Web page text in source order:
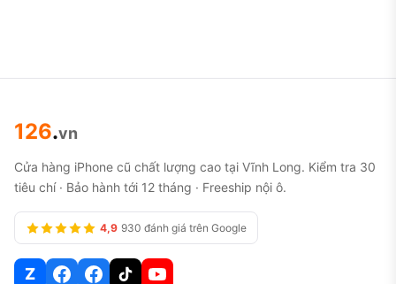
126.vn
Cửa hàng iPhone cũ chất lượng cao tại Vĩnh Long. Kiểm tra 30
tiêu chí · Bảo hành tới 12 tháng · Freeship nội ô.
4,9 930 đánh giá trên Google
Z